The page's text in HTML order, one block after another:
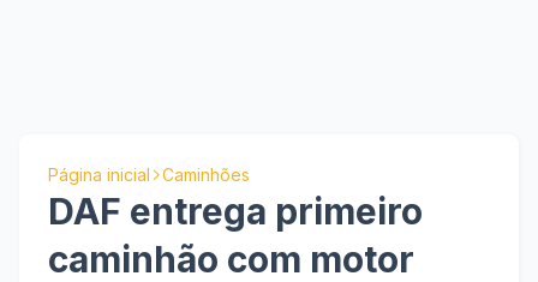
Página inicial Caminhões
DAF entrega primeiro
caminhão com motor